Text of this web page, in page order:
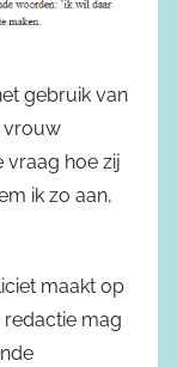
gebruik van
vrouw
vraag hoe zij
ik zo aan,
maakt op
redactie mag